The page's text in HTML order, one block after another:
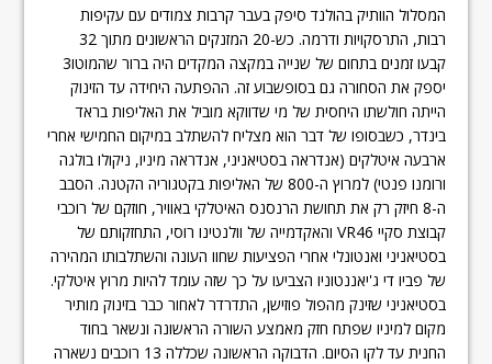
המסלול הוותיק בהולנד סיפק בעבר קרבות צמודים עם עקיפות
רבות, התרסקויות ודרמה. כש-20 המזנקים הראשונים מתוך 32
קבעו זמנים בתחום של שנייה במקצה המקדים היה ברור שהמוטו3
יספק את הסחורה גם בסופשבוע זה. ההפתעה היחידה עד הזינוק
הייתה חולשתו היחסית של מי שדווקא מוביל את האליפות בראד
בינדר, כשבסופו של דבר הוא מצליח להשתלב במיקום החמישי אחרי
ארבעה איטלקים (אנדראה בסטיאניני, אנדראה מיניו, ניקולו בולגה
ורומנו פנטי) למרוץ ה-800 של האליפות בקטגוריה הקטנה. הסבב
ה-8 חיזק רק את תחושת הרנסנס האיטלקי באוויר, חוזקם של רוכבי
קבוצת סקיי VR46 והאקדמייה של וולנטינו רוסי, התחזקותם של
בסטיאניני ואנטונלי אחרי הפציעות שחוו העונה והשתלבותו המהירה
של פביו די ג'יאננטוניו הצביעו על כך שזה עומד להיות מרוץ איטלקי.
בסטיאניני שזינק מהפול פוזישן, התדרדר לאחור כבר בזינוק מותיר
מקום למיניו שפתח חזק מאמצע השורה הראשונה ונשאר בחוד
החנית עד לקו הסיום. הדבוקה הראשונה שכללה 13 רוכבים נשארה